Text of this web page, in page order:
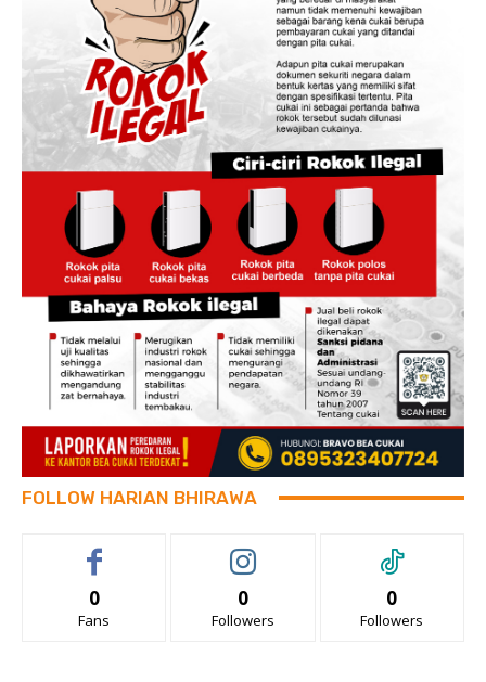
FOLLOW HARIAN BHIRAWA
0
Fans
0
Followers
0
Followers